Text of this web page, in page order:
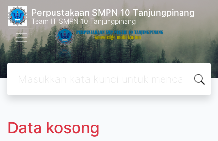
Perpustakaan SMPN 10 Tanjungpinang
Team IT SMPN 10 Tanjungpinang
Data kosong